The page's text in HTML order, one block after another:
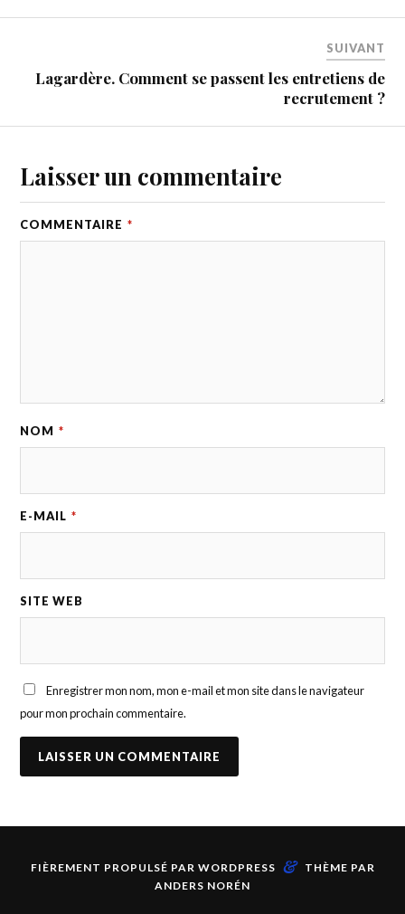
SUIVANT
Lagardère. Comment se passent les entretiens de
recrutement ?
Laisser un commentaire
COMMENTAIRE *
NOM *
E-MAIL *
SITE WEB
Enregistrer mon nom, mon e-mail et mon site dans le navigateur
pour mon prochain commentaire.
FIÈREMENT PROPULSÉ PAR WORDPRESS &
THÈME PAR
ANDERS NORÉN